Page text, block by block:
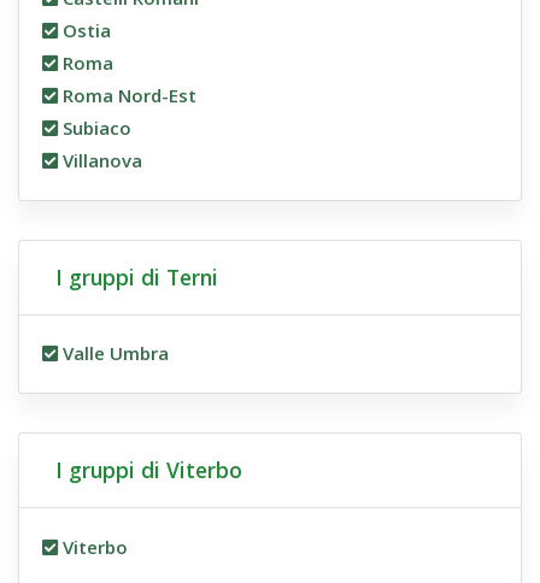
Ostia
Roma
Roma Nord-Est
Subiaco
Villanova
I gruppi di Terni
Valle Umbra
I gruppi di Viterbo
Viterbo